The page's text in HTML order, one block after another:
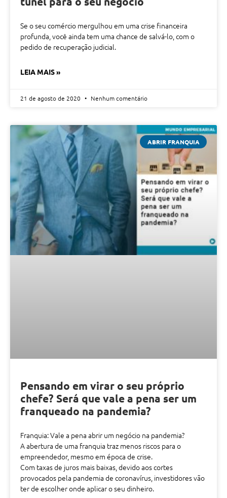
Se o seu comércio mergulhou em uma crise financeira
profunda, você ainda tem uma chance de salvá-lo, com o
pedido de recuperação judicial.
LEIA MAIS »
21 de agosto de 2020 Nenhum comentário
ABRIR FRANQUIA
Pensando em virar o seu próprio
chefe? Será que vale a pena ser um
franqueado na pandemia?
Franquia: Vale a pena abrir um negócio na pandemia?
A abertura de uma franquia traz menos riscos para o
empreendedor, mesmo em época de crise.
Com taxas de juros mais baixas, devido aos cortes
provocados pela pandemia de coronavírus, investidores vão
ter de escolher onde aplicar o seu dinheiro.